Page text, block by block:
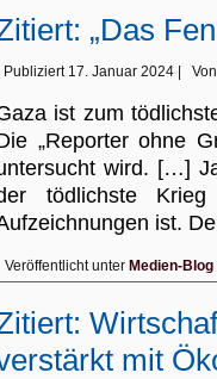
„Das
Publiziert 17. Januar 2024 Von
ist zum
„Reporter ohne
wird. […]
tödlichste
ist.
Veröffentlicht unter Medien-Blog
mit